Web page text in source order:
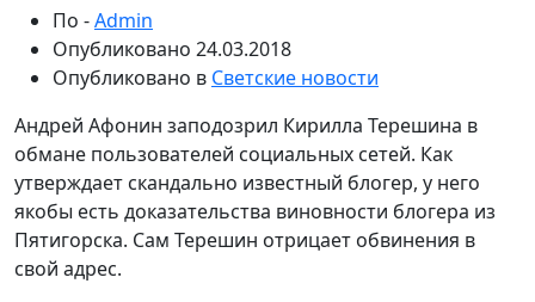
По -Admin
Опубликовано 24.03.2018
Опубликовано в Светские новости
Андрей Афонин заподозрил Кирилла Терешина в
обмане пользователей социальных сетей. Как
утверждает скандально известный блогер, у него
якобы есть доказательства виновности блогера из
Пятигорска. Сам Терешин отрицает обвинения в
свой адрес.